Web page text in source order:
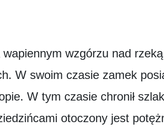
wzgórzu nad
W swoim czasie zamek
W tym czasie chronił
otoczony jest